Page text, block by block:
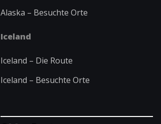
Alaska – Besuchte Orte
Iceland
Iceland – Die Route
Iceland – Besuchte Orte